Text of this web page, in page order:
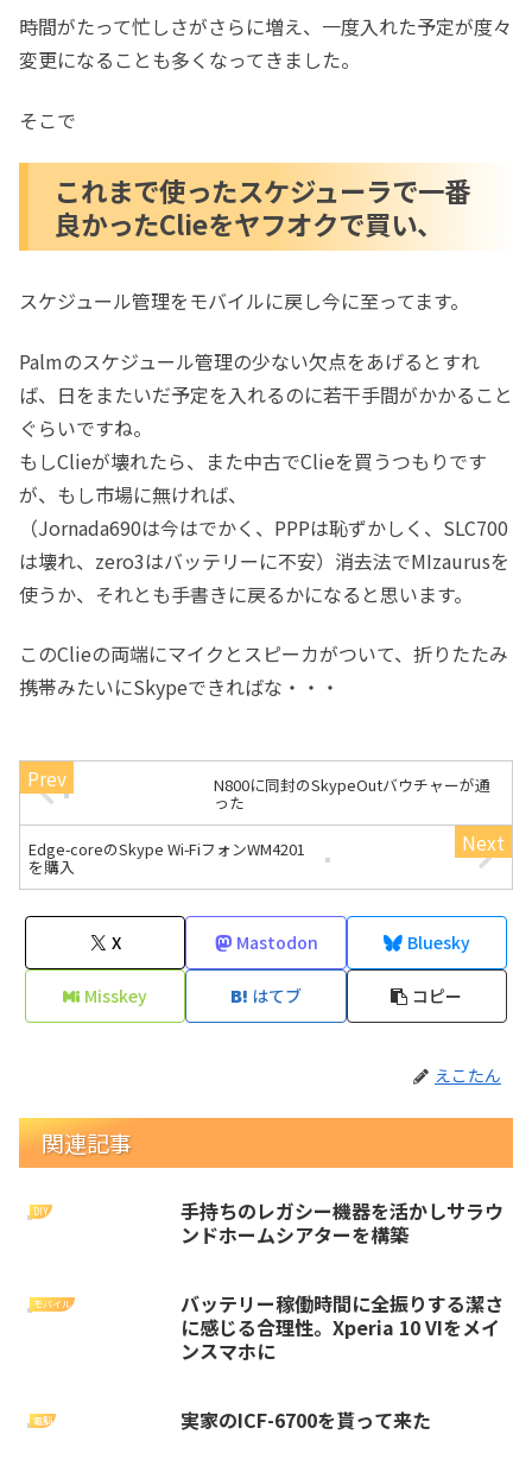
時間がたって忙しさがさらに増え、一度入れた予定が度々
変更になることも多くなってきました。
そこで
これまで使ったスケジューラで一番
良かったClieをヤフオクで買い、
スケジュール管理をモバイルに戻し今に至ってます。
Palmのスケジュール管理の少ない欠点をあげるとすれ
ば、日をまたいだ予定を入れるのに若干手間がかかること
ぐらいですね。
もしClieが壊れたら、また中古でClieを買うつもりです
が、もし市場に無ければ、
（Jornada690は今はでかく、PPPは恥ずかしく、SLC700
は壊れ、zero3はバッテリーに不安）消去法でMIzaurusを
使うか、それとも手書きに戻るかになると思います。
このClieの両端にマイクとスピーカがついて、折りたたみ
携帯みたいにSkypeできればな・・・
N800に同封のSkypeOutバウチャーが通
った
Edge-coreのSkype Wi-FiフォンWM4201
を購入
X Mastodon Bluesky
Misskey はてブ コピー
えこたん
関連記事
DIY
手持ちのレガシー機器を活かしサラウ
ンドホームシアターを構築
モバイル
バッテリー稼働時間に全振りする潔さ
に感じる合理性。Xperia 10 VIをメイ
ンスマホに
電脳 実家のICF-6700を貰って来た